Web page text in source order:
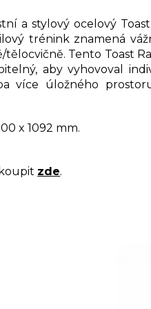
a stylový ocelový
trénink znamená
tělocvičně. Tento Toast
aby vyhovoval
více úložného
x 1092 mm.
zde.